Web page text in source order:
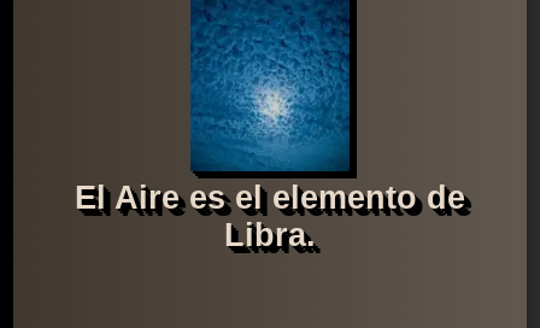
El Aire es el elemento de
Libra.